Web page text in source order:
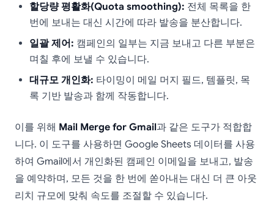
할당량 평활화(Quota smoothing): 전체 목록을 한
번에 보내는 대신 시간에 따라 발송을 분산합니다.
일괄 제어: 캠페인의 일부는 지금 보내고 다른 부분은
며칠 후에 보낼 수 있습니다.
대규모 개인화: 타이밍이 메일 머지 필드, 템플릿, 목
록 기반 발송과 함께 작동합니다.
이를 위해 Mail Merge for Gmail과 같은 도구가 적합합
니다. 이 도구를 사용하면 Google Sheets 데이터를 사용
하여 Gmail에서 개인화된 캠페인 이메일을 보내고, 발송
을 예약하며, 모든 것을 한 번에 쏟아내는 대신 더 큰 아웃
리치 규모에 맞춰 속도를 조절할 수 있습니다.